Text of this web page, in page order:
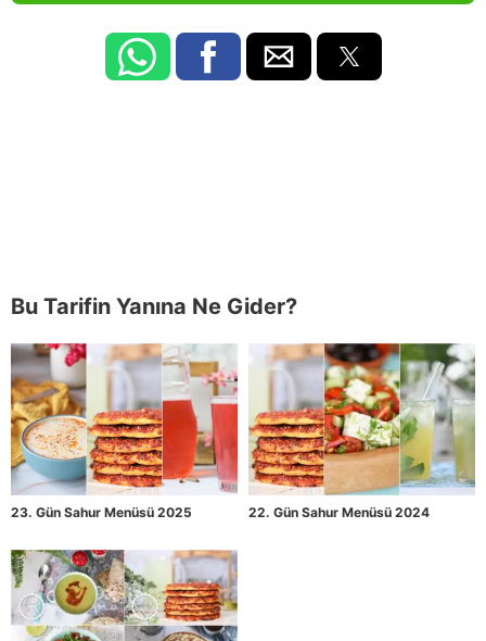
Bu Tarifin Yanına Ne Gider?
23. Gün Sahur Menüsü 2025 22. Gün Sahur Menüsü 2024